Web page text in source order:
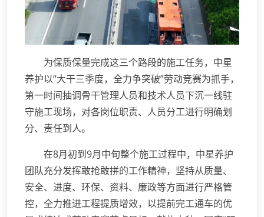
为保质保量完成这三个路段的施工任务，中星
养护以“大干三季度，全力争突破”劳动竞赛为抓手，
第一时间抽调骨干管理人员和技术人员下沉一线驻
守施工现场，对各岗位职责、人员分工进行明确划
分、责任到人。
在8月初到9月中旬整个施工过程中，中星养护
团队充分发挥敢抢敢拼的工作精神，坚持从质量、
安全、进度、环保、资料、廉政等方面进行严格管
控，全力推进工程提质增效，以提前完工通车的优